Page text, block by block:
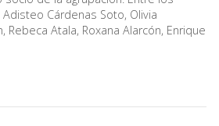
Cárdenas Soto, Olivia
Rebeca Atala, Roxana Alarcón, Enrique